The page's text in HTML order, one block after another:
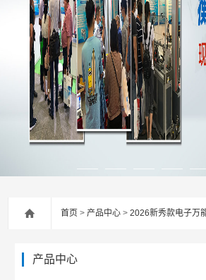
首页 >产品中心 >2026新秀款电子万
产品中心